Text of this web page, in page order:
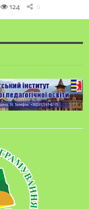
124 0